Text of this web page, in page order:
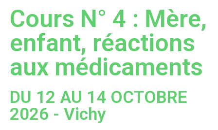
Cours N° 4 : Mère,
enfant, réactions
aux médicaments
DU 12 AU 14 OCTOBRE
2026 - Vichy